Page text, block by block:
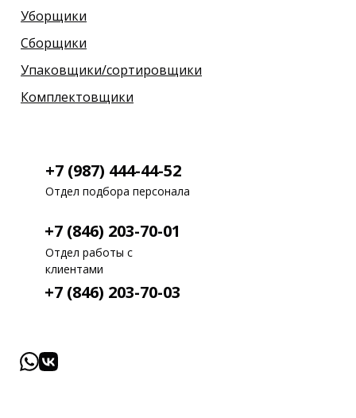
Комплектовщики
Упаковщики/сортировщики
Сборщики
Уборщики
Отдел работы с
клиентами
+7 (846) 203-70-03
+7 (846) 203-70-01
+7 (987) 444-44-52
Отдел подбора персонала